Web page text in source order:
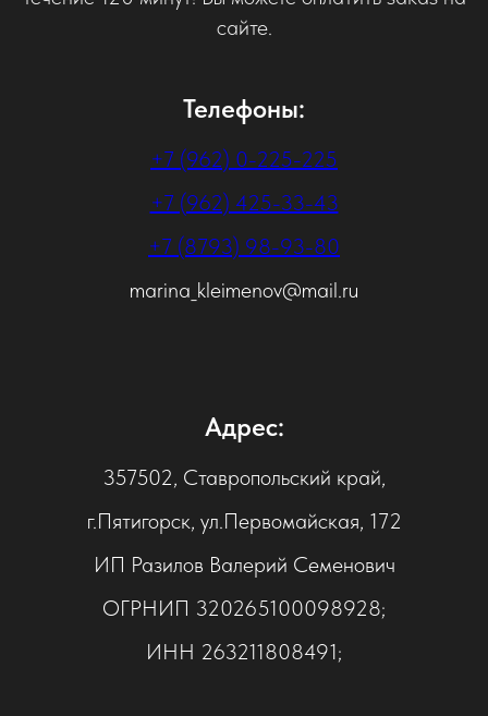
сайте.
Телефоны:
+7 (962) 0-225-225
+7 (962) 425-33-43
+7 (8793) 98-93-80
marina_kleimenov@mail.ru
Адрес:
357502, Ставропольский край,
г.Пятигорск, ул.Первомайская, 172
ИП Разилов Валерий Семенович
ОГРНИП 320265100098928;
ИНН 263211808491;